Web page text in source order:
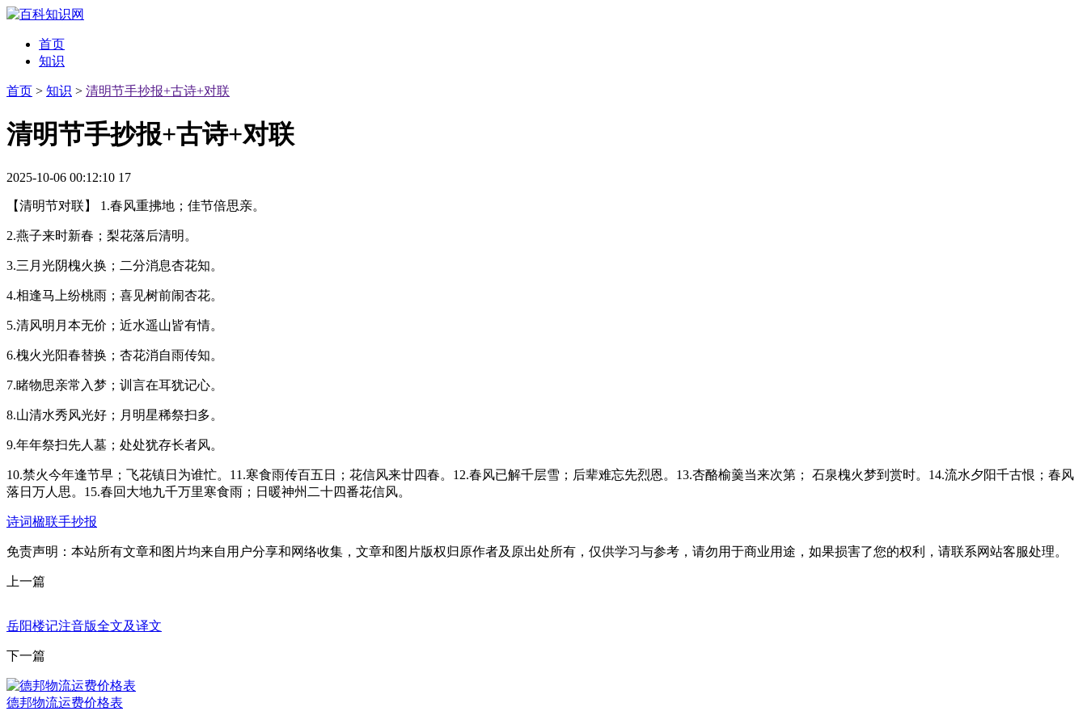
首页
知识
首页 > 知识 > 清明节手抄报+古诗+对联
清明节手抄报+古诗+对联
2025-10-06 00:12:10 17
【清明节对联】 1.春风重拂地；佳节倍思亲。
2.燕子来时新春；梨花落后清明。
3.三月光阴槐火换；二分消息杏花知。
4.相逢马上纷桃雨；喜见树前闹杏花。
5.清风明月本无价；近水遥山皆有情。
6.槐火光阳春替换；杏花消自雨传知。
7.睹物思亲常入梦；训言在耳犹记心。
8.山清水秀风光好；月明星稀祭扫多。
9.年年祭扫先人墓；处处犹存长者风。
10.禁火今年逢节早；飞花镇日为谁忙。11.寒食雨传百五日；花信风来廿四春。12.春风已解千层雪；后辈难忘先烈恩。13.杏酪榆羹当来次第； 石泉槐火梦到赏时。14.流水夕阳千古恨；春风
落日万人思。15.春回大地九千万里寒食雨；日暖神州二十四番花信风。
诗词楹联手抄报
免责声明：本站所有文章和图片均来自用户分享和网络收集，文章和图片版权归原作者及原出处所有，仅供学习与参考，请勿用于商业用途，如果损害了您的权利，请联系网站客服处理。
上一篇
岳阳楼记注音版全文及译文
下一篇
德邦物流运费价格表